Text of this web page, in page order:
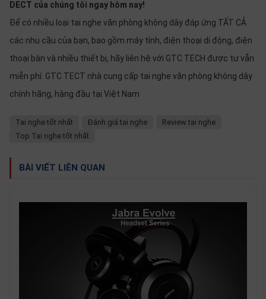
DECT của chúng tôi ngay hôm nay!
Để có nhiều loại tai nghe văn phòng không dây đáp ứng TẤT CẢ
các nhu cầu của bạn, bao gồm máy tính, điện thoại di động, điện
thoại bàn và nhiều thiết bị, hãy liên hệ với GTC TECH được tư vẫn
miễn phí. GTC TECT nhà cung cấp tai nghe văn phòng không dây
chính hãng, hàng đầu tại Việt Nam
Tai nghe tốt nhất Đánh giá tai nghe
Review tai nghe
Top Tai nghe tốt nhất
BÀI VIẾT LIÊN QUAN